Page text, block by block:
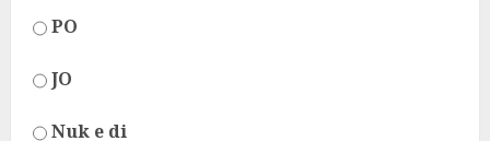
PO
JO
Nuk e di